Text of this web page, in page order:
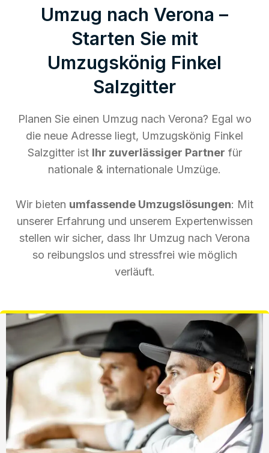
Umzug nach Verona –
Starten Sie mit
Umzugskönig Finkel
Salzgitter
Planen Sie einen Umzug nach Verona? Egal wo
die neue Adresse liegt, Umzugskönig Finkel
Salzgitter ist Ihr zuverlässiger Partner für
nationale & internationale Umzüge.
Wir bieten umfassende Umzugslösungen: Mit
unserer Erfahrung und unserem Expertenwissen
stellen wir sicher, dass Ihr Umzug nach Verona
so reibungslos und stressfrei wie möglich
verläuft.